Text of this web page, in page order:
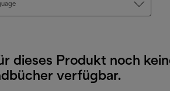
dieses Produkt noch
verfügbar.